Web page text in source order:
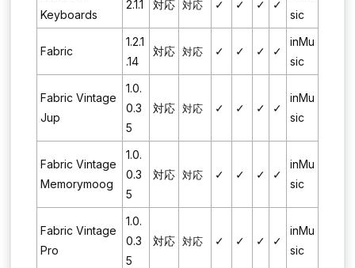
Keyboards
2.1.1 対応 対応 ✓ ✓ ✓ ✓
sic
Fabric
1.2.1
.14
対応 対応 ✓ ✓ ✓ ✓
inMu
sic
Fabric Vintage
Jup
1.0.
0.3
5
対応 対応 ✓ ✓ ✓ ✓
inMu
sic
Fabric Vintage
Memorymoog
1.0.
0.3
5
対応 対応 ✓ ✓ ✓ ✓
inMu
sic
Fabric Vintage
Pro
1.0.
0.3
5
対応 対応 ✓ ✓ ✓ ✓
inMu
sic